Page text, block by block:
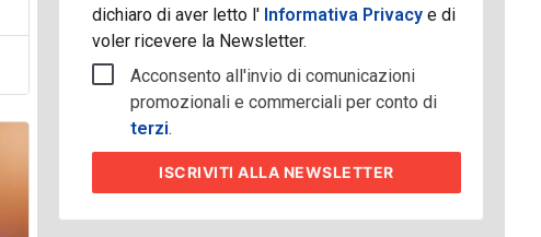
dichiaro di aver letto l' Informativa Privacye di
voler ricevere la Newsletter.
Acconsento all'invio di comunicazioni
promozionali e commerciali per conto di
terzi.
ISCRIVITIALLA NEWSLETTER